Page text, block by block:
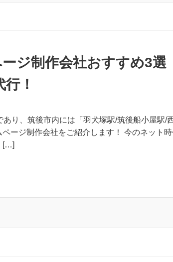
ジ制作会社おすすめ3選
！
り、筑後市内には「羽犬塚駅/筑後船小屋駅/
ージ制作会社をご紹介します！ 今のネット
[…]